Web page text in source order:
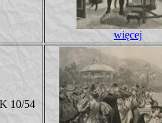
więcej
10/54